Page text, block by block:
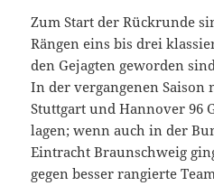
Zum Start der Rückrunde
Rängen eins bis drei
den Gejagten geworden
In der vergangenen Saison
Stuttgart und Hannover 96
lagen; wenn auch in der
Eintracht Braunschweig
gegen besser rangierte